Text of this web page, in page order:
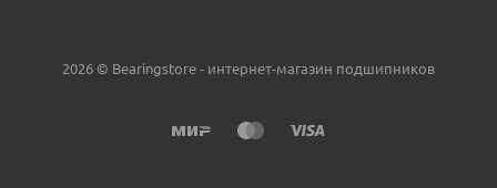
2026 © Bearingstore - интернет-магазин подшипников